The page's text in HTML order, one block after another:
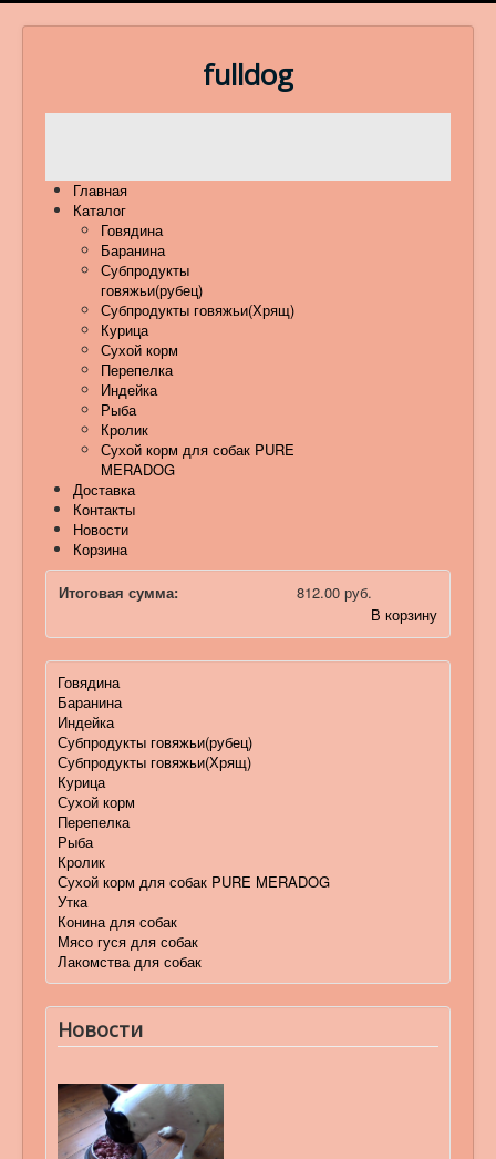
fulldog
Главная
Каталог
Говядина
Баранина
Субпродукты
говяжьи(рубец)
Субпродукты говяжьи(Хрящ)
Курица
Сухой корм
Перепелка
Индейка
Рыба
Кролик
Сухой корм для собак PURE
MERADOG
Доставка
Контакты
Новости
Корзина
Итоговая сумма:
812.00 руб.
В корзину
Говядина
Баранина
Индейка
Субпродукты говяжьи(рубец)
Субпродукты говяжьи(Хрящ)
Курица
Сухой корм
Перепелка
Рыба
Кролик
Сухой корм для собак PURE MERADOG
Утка
Конина для собак
Мясо гуся для собак
Лакомства для собак
Новости